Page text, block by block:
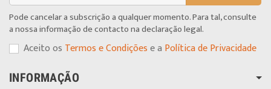
Pode cancelar a subscrição a qualquer momento. Para tal, consulte
a nossa informação de contacto na declaração legal.
Aceito os Termos e Condiçõese a Política de Privacidade
INFORMAÇÃO